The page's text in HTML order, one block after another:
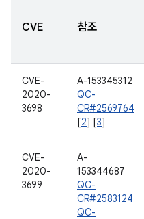
CVE 참조
CVE-
2020-
3698
A-153345312
QC-
CR#2569764
[2] [3]
CVE-
2020-
3699
A-
153344687
QC-
CR#2583124
QC-